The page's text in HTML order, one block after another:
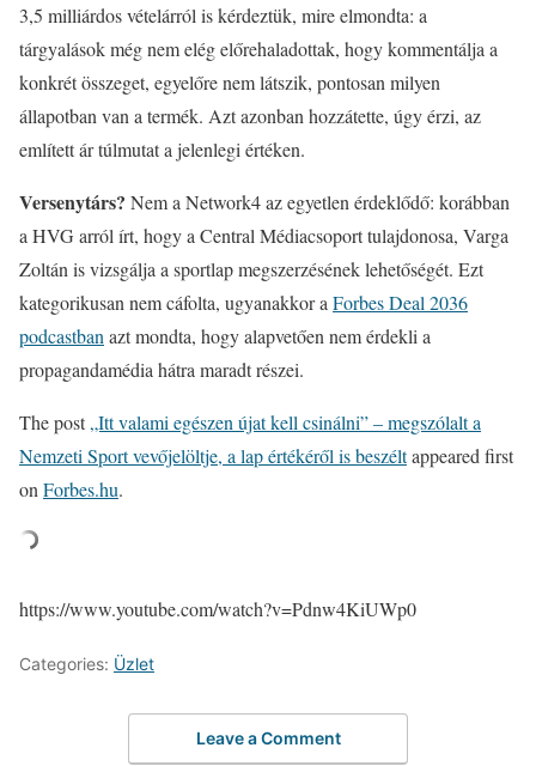
3,5 milliárdos vételárról is kérdeztük, mire elmondta: a
tárgyalások még nem elég előrehaladottak, hogy kommentálja a
konkrét összeget, egyelőre nem látszik, pontosan milyen
állapotban van a termék. Azt azonban hozzátette, úgy érzi, az
említett ár túlmutat a jelenlegi értéken.
Versenytárs? Nem a Network4 az egyetlen érdeklődő: korábban
a HVG arról írt, hogy a Central Médiacsoport tulajdonosa, Varga
Zoltán is vizsgálja a sportlap megszerzésének lehetőségét. Ezt
kategorikusan nem cáfolta, ugyanakkor a Forbes Deal 2036
podcastban azt mondta, hogy alapvetően nem érdekli a
propagandamédia hátra maradt részei.
The post„Itt valami egészen újat kell csinálni” – megszólalt a
Nemzeti Sport vevőjelöltje, a lap értékéről is beszéltappeared first
on Forbes.hu.
https://www.youtube.com/watch?v=Pdnw4KiUWp0
Categories: Üzlet
Leave a Comment